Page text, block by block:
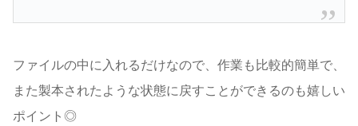
ファイルの中に入れるだけなので、作業も比較的簡単で、
また製本されたような状態に戻すことができるのも嬉しい
ポイント◎